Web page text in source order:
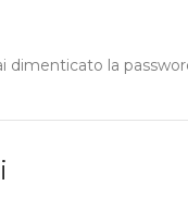
dimenticato la